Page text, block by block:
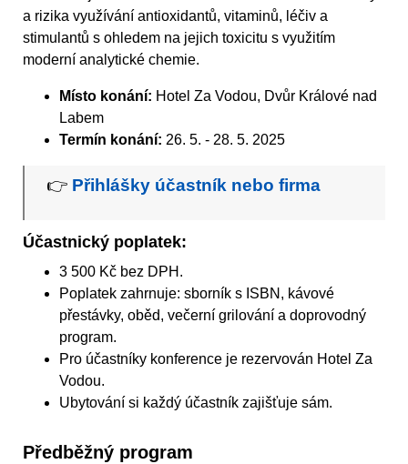
a rizika využívání antioxidantů, vitaminů, léčiv a
stimulantů s ohledem na jejich toxicitu s využitím
moderní analytické chemie.
Místo konání: Hotel Za Vodou, Dvůr Králové nad
Labem
Termín konání: 26. 5. - 28. 5. 2025
👉 Přihlášky účastník nebo firma
Účastnický poplatek:
3 500 Kč bez DPH.
Poplatek zahrnuje: sborník s ISBN, kávové
přestávky, oběd, večerní grilování a doprovodný
program.
Pro účastníky konference je rezervován Hotel Za
Vodou.
Ubytování si každý účastník zajišťuje sám.
Předběžný program